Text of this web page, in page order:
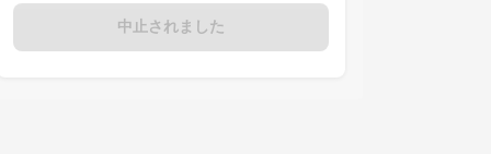
中止されました